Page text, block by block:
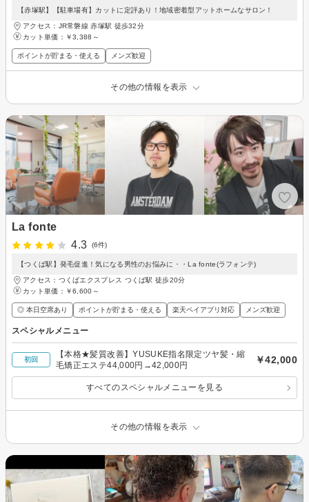
【赤塚駅】【駐車場有】カットに定評あり！地域密着型アットホームなサロン！
アクセス：JR常磐線 赤塚駅 徒歩32分
カット単価： ￥3,388～
ポイントが貯まる・使える メンズ歓迎
その他の情報を表示
La fonte
4.3
(6件)
【つくば駅】発毛促進！気になる男性のお悩みに・・La fonte(ラフォンテ)
アクセス：つくばエクスプレス つくば駅 徒歩20分
カット単価： ￥6,600～
◎ 本日空席あり ポイントが貯まる・使える 楽天ペイアプリ対応 メンズ歓迎
スペシャルメニュー
初回
【本格★髪質改善】YUSUKE指名限定ツヤ髪・縮
毛矯正エステ44,000円→42,000円
￥42,000
すべてのスペシャルメニューを見る
その他の情報を表示